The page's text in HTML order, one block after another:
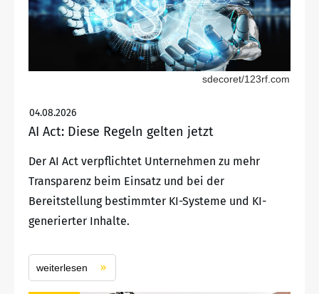
sdecoret/123rf.com
04.08.2026
AI Act: Diese Regeln gelten jetzt
Der AI Act verpflichtet Unternehmen zu mehr
Transparenz beim Einsatz und bei der
Bereitstellung bestimmter KI-Systeme und KI-
generierter Inhalte.
weiterlesen